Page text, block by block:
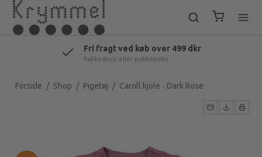
Fri fragt ved køb over 499 dkr
Pakkeshop eller pakkeboks
Forside / Shop / Pigetøj / Caroll kjole - Dark Rose